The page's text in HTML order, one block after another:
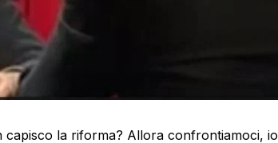
la riforma? Allora confrontiamoci, io